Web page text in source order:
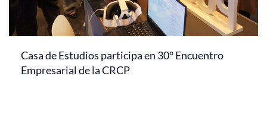
Casa de Estudios participa en 30° Encuentro
Empresarial de la CRCP